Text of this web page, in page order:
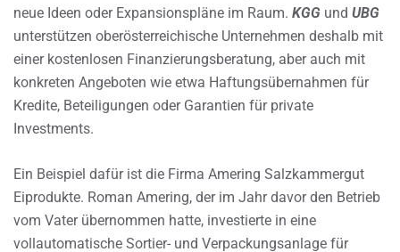
neue Ideen oder Expansionspläne im Raum. KGG und UBG
unterstützen oberösterreichische Unternehmen deshalb mit
einer kostenlosen Finanzierungsberatung, aber auch mit
konkreten Angeboten wie etwa Haftungsübernahmen für
Kredite, Beteiligungen oder Garantien für private
Investments.
Ein Beispiel dafür ist die Firma Amering Salzkammergut
Eiprodukte. Roman Amering, der im Jahr davor den Betrieb
vom Vater übernommen hatte, investierte in eine
vollautomatische Sortier- und Verpackungsanlage für